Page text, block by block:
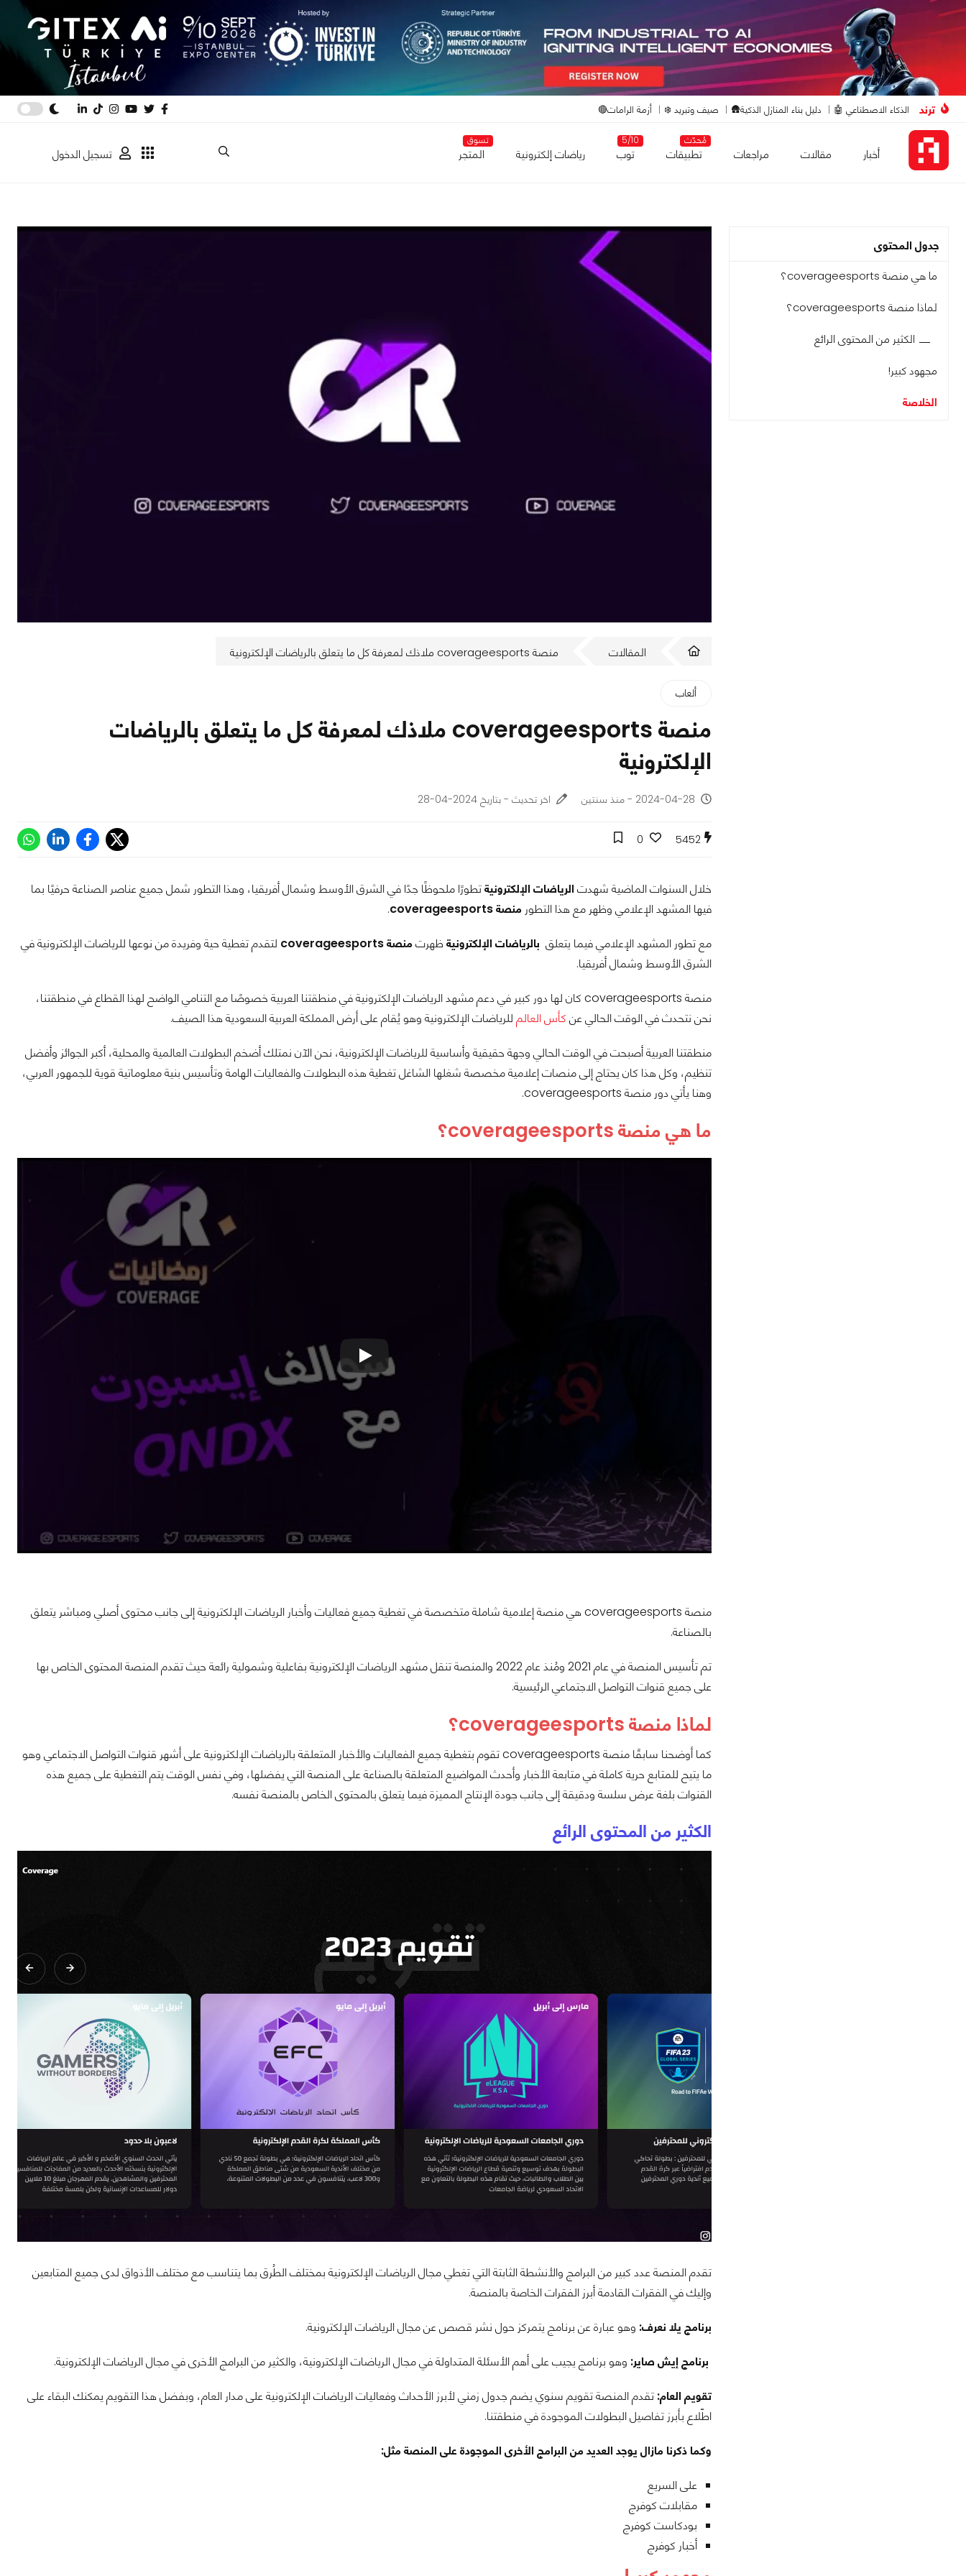
ترند الذكاء الاصطناعي 🤖 دليل بناء المنازل الذكية🛖 صيف وتبريد ❄️ أزمة الرامات🔴
أخبار مقالات مراجعات
مُحدّث
تطبيقات
5/10
توب رياضات إلكترونية
تسوق
المتجر تسجيل الدخول
جدول المحتوى
ما هي منصة coverageesports؟
لماذا منصة coverageesports؟
الكثير من المحتوى الرائع
مجهود كبير!
الخلاصة
المقالات منصة coverageesports ملاذك لمعرفة كل ما يتعلق بالرياضات الإلكترونية
ألعاب
منصة coverageesports ملاذك لمعرفة كل ما يتعلق بالرياضات
الإلكترونية
2024-04-28 - منذ سنتين اخر تحديث - بتاريخ 2024-04-28
5452
0
خلال السنوات الماضية شهدت الرياضات الإلكترونيةتطورًا ملحوظًا جدًا في الشرق الأوسط وشمال أفريقيا، وهذا التطور شمل جميع عناصر الصناعة حرفيًا بما
فيها المشهد الإعلامي وظهر مع هذا التطور منصة coverageesports .
مع تطور المشهد الإعلامي فيما يتعلق بالرياضات الإلكترونية ظهرت منصة coverageesports
لتقدم تغطية حية وفريدة من نوعها للرياضات الإلكترونية في
الشرق الأوسط وشمال أفريقيا.
منصة coverageesports كان لها دور كبير في دعم مشهد الرياضات الإلكترونية في منطقتنا العربية خصوصًا مع التنامي الواضح لهذا القطاع في منطقتنا،
نحن نتحدث في الوقت الحالي عنكأس العالم للرياضات الإلكترونية وهو يُقام على أرض المملكة العربية السعودية هذا الصيف.
منطقتنا العربية أصبحت في الوقت الحالي وجهة حقيقية وأساسية للرياضات الإلكترونية، نحن الآن نمتلك أضخم البطولات العالمية والمحلية، أكبر الجوائز وأفضل
تنظيم، وكل هذا كان يحتاج إلى منصات إعلامية مخصصة شغلها الشاغل تغطية هذه البطولات والفعاليات الهامة وتأسيس بنية معلوماتية قوية للجمهور العربي،
وهنا يأتي دور منصة coverageesports.
ما هي منصة coverageesports؟
منصة coverageesports هي منصة إعلامية شاملة متخصصة في تغطية جميع فعاليات وأخبار الرياضات الإلكترونية إلى جانب محتوى أصلي ومباشر يتعلق
بالصناعة.
تم تأسيس المنصة في عام 2021 ومُنذ عام 2022 والمنصة تنقل مشهد الرياضات الإلكترونية بفاعلية وشمولية رائعة حيث تقدم المنصة المحتوى الخاص بها
على جميع قنوات التواصل الاجتماعي الرئيسية.
لماذا منصة coverageesports؟
كما أوضحنا سابقًا منصة coverageesports تقوم بتغطية جميع الفعاليات والأخبار المتعلقة بالرياضات الإلكترونية على أشهر قنوات التواصل الاجتماعي وهو
ما يتيح للمتابع حرية كاملة في متابعة الأخبار وأحدث المواضيع المتعلقة بالصناعة على المنصة التي يفضلها، وفي نفس الوقت يتم التغطية على جميع هذه
القنوات بلغة عرض سلسة ودقيقة إلى جانب جودة الإنتاج المميزة فيما يتعلق بالمحتوى الخاص بالمنصة نفسه.
الكثير من المحتوى الرائع
تقدم المنصة عدد كبير من البرامج والأنشطة الثابتة التي تغطي مجال الرياضات الإلكترونية بمختلف الطُرق بما يتناسب مع مختلف الأذواق لدى جميع المتابعين
وإليك في الفقرات القادمة أبرز الفقرات الخاصة بالمنصة.
برنامج يلا نعرف: وهو عبارة عن برنامج يتمركز حول نشر قصص عن مجال الرياضات الإلكترونية.
برنامج إيش صاير: وهو برنامج يجيب على أهم الأسئلة المتداولة في مجال الرياضات الإلكترونية، والكثير من البرامج الأخرى في مجال الرياضات الإلكترونية.
تقويم العام: تقدم المنصة تقويم سنوي يضم جدول زمني لأبرز الأحداث وفعاليات الرياضات الإلكترونية على مدار العام، وبفضل هذا التقويم يمكنك البقاء على
اطّلاع بأبرز تفاصيل البطولات الموجودة في منطقتنا.
وكما ذكرنا مازال يوجد العديد من البرامج الأخرى الموجودة على المنصة مثل:
على السريع
مقابلات كوفرج
بودكاست كوفرج
أخبار كوفرج